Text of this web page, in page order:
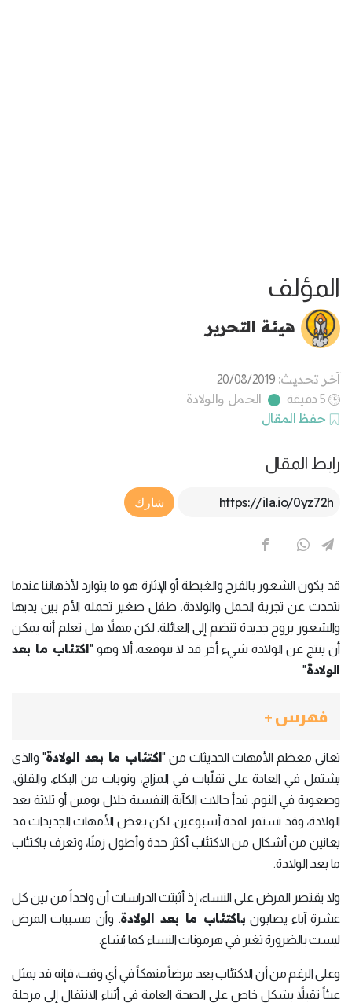
المؤلف
هيئة التحرير
آخر تحديث: 20/08/2019
5 دقيقة
الحمل والولادة
حفظ المقال
رابط المقال
Article Link
شارك
قد يكون الشعور بالفرح والغبطة أو الإثارة هو ما يتوارد لأذهاننا عندما
نتحدث عن تجربة الحمل والولادة. طفل صغير تحمله الأم بين يديها
والشعور بروح جديدة تنضم إلى العائلة. لكن مهلاً هل تعلم أنه يمكن
أن ينتج عن الولادة شيء أخر قد لا تتوقعه، ألا وهو "اكتئاب ما بعد
الولادة".
فهرس +
تعاني معظم الأمهات الحديثات من "اكتئاب ما بعد الولادة" والذي
يشتمل في العادة على تقلّبات في المزاج، ونوبات من البكاء، والقلق،
وصعوبة في النوم. تبدأ حالات الكآبة النفسية خلال يومين أو ثلاثة بعد
الولادة، وقد تستمر لمدة أسبوعين. لكن بعض الأمهات الجديدات قد
يعانين من أشكال من الاكتئاب أكثر حدة وأطول زمنًا، وتعرف باكتئاب
ما بعد الولادة.
ولا يقتصر المرض على النساء، إذ أثبتت الدراسات أن واحداً من بين كل
عشرة آباء يصابون باكتئاب ما بعد الولادة. وأن مسببات المرض
ليست بالضرورة تغير في هرمونات النساء كما يُشاع.
وعلى الرغم من أن الاكتئاب يعد مرضاً منهكاً في أي وقت، فإنه قد يمثل
عبئاً ثقيلاً بشكل خاص على الصحة العامة في أثناء الانتقال إلى مرحلة